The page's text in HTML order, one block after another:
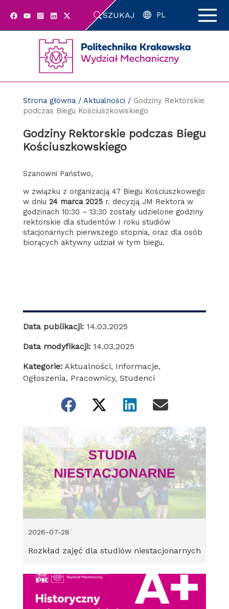
SZUKAJ PL
Strona główna/ Aktualności / Godziny Rektorskie
podczas Biegu Kościuszkowskiego
Godziny Rektorskie podczas Biegu
Kościuszkowskiego
Szanowni Państwo,
w związku z organizacją 47 Biegu Kościuszkowego
w dniu 24 marca 2025 r. decyzją JM Rektora w
godzinach 10:30 – 13:30 zostały udzielone godziny
rektorskie dla studentów I roku studiów
stacjonarnych pierwszego stopnia, oraz dla osób
biorących aktywny udział w tym biegu.
Data publikacji: 14.03.2025
Data modyfikacji: 14.03.2025
Kategorie: Aktualności, Informacje,
Ogłoszenia, Pracownicy, Studenci
Rozkład zajęć dla studiów niestacjonarnych
2026-07-28